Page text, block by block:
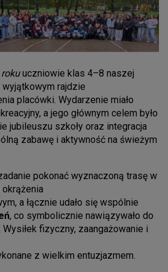
uczniowie klas 4–8 naszej
wyjątkowym rajdzie
placówki. Wydarzenie miało
a jego głównym celem było
jubileuszu szkoły oraz integracja
zabawę i aktywność na świeżym
pokonać wyznaczoną trasę w
a łącznie udało się wspólnie
, co symbolicznie nawiązywało do
fizyczny, zaangażowanie i
z wielkim entuzjazmem.